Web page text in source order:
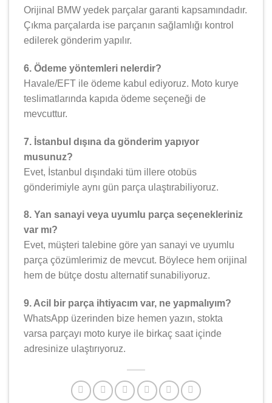
Orijinal BMW yedek parçalar garanti kapsamındadır.
Çıkma parçalarda ise parçanın sağlamlığı kontrol
edilerek gönderim yapılır.
6. Ödeme yöntemleri nelerdir?
Havale/EFT ile ödeme kabul ediyoruz. Moto kurye
teslimatlarında kapıda ödeme seçeneği de
mevcuttur.
7. İstanbul dışına da gönderim yapıyor
musunuz?
Evet, İstanbul dışındaki tüm illere otobüs
gönderimiyle aynı gün parça ulaştırabiliyoruz.
8. Yan sanayi veya uyumlu parça seçenekleriniz
var mı?
Evet, müşteri talebine göre yan sanayi ve uyumlu
parça çözümlerimiz de mevcut. Böylece hem orijinal
hem de bütçe dostu alternatif sunabiliyoruz.
9. Acil bir parça ihtiyacım var, ne yapmalıyım?
WhatsApp üzerinden bize hemen yazın, stokta
varsa parçayı moto kurye ile birkaç saat içinde
adresinize ulaştırıyoruz.